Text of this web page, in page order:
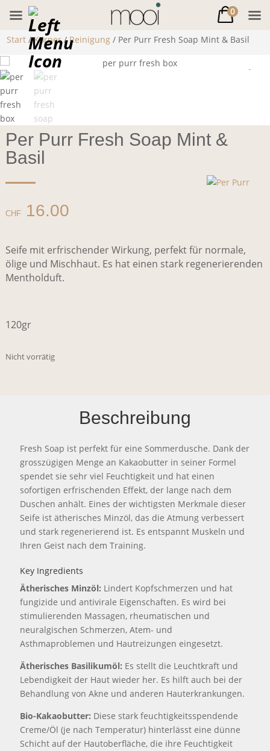
Start /Körper/Reinigung / Per Purr Fresh Soap Mint & Basil
Per Purr Fresh Soap Mint &
Basil
CHF16.00
Seife mit erfrischender Wirkung, perfekt für normale,
ölige und Mischhaut. Es hat einen stark regenerierenden
Mentholduft.
120gr
Nicht vorrätig
Beschreibung
Fresh Soap ist perfekt für eine Sommerdusche. Dank der
grosszügigen Menge an Kakaobutter in seiner Formel
spendet sie sehr viel Feuchtigkeit und hat einen
sofortigen erfrischenden Effekt, der lange nach dem
Duschen anhält. Eines der wichtigsten Merkmale dieser
Seife ist ätherisches Minzöl, das die Atmung verbessert
und stark regenerierend ist. Es entspannt Muskeln und
Ihren Geist nach dem Training.
Key Ingredients
Ätherisches Minzöl: Lindert Kopfschmerzen und hat
fungizide und antivirale Eigenschaften. Es wird bei
stimulierenden Massagen, rheumatischen und
neuralgischen Schmerzen, Atem- und
Asthmaproblemen und Hautreizungen eingesetzt.
Ätherisches Basilikumöl: Es stellt die Leuchtkraft und
Lebendigkeit der Haut wieder her. Es hilft auch bei der
Behandlung von Akne und anderen Hauterkrankungen.
Bio-Kakaobutter: Diese stark feuchtigkeitsspendende
Creme/Öl (je nach Temperatur) hinterlässt eine dünne
Schicht auf der Hautoberfläche, die ihre Feuchtigkeit
0